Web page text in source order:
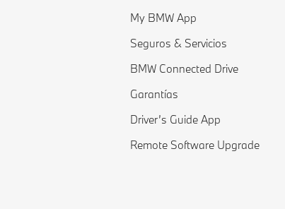
My BMW App
Seguros & Servicios
BMW Connected Drive
Garantías
Driver’s Guide App
Remote Software Upgrade